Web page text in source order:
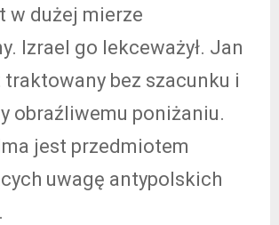
w dużej mierze
Izrael go lekceważył. Jan
traktowany bez szacunku i
obraźliwemu poniżaniu.
jest przedmiotem
uwagę antypolskich